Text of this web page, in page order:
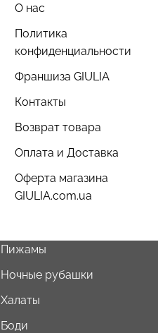
О нас
Политика
конфиденциальности
Франшиза GIULIA
Контакты
Возврат товара
Оплата и Доставка
Оферта магазина
GIULIA.com.ua
Пижамы
Ночные рубашки
Халаты
Боди
CAMI TOP RIB black
299 грн.